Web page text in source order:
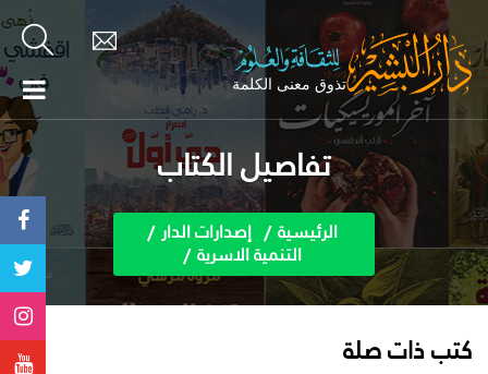
تفاصيل الكتاب
الرئيسية إصدارات الدار
التنمية الاسرية
كتب ذات صلة